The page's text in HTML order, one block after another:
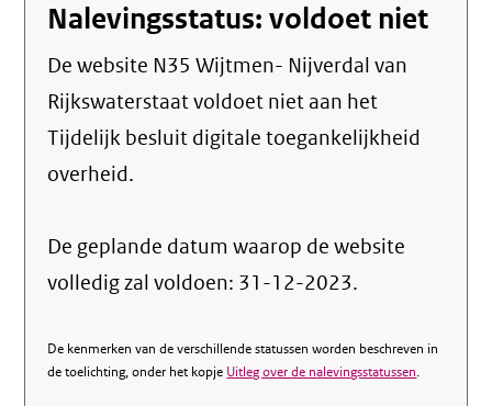
Nalevingsstatus: voldoet niet
De website N35 Wijtmen- Nijverdal van
Rijkswaterstaat voldoet niet aan het
Tijdelijk besluit digitale toegankelijkheid
overheid.
De geplande datum waarop de website
volledig zal voldoen: 31-12-2023.
De kenmerken van de verschillende statussen worden beschreven in
de toelichting, onder het kopje Uitleg over de nalevingsstatussen.